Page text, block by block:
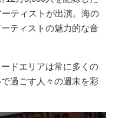
ティストが出演。海の
ティストの魅力的な音
ドエリアは常に多くの
過ごす⼈々の週末を彩